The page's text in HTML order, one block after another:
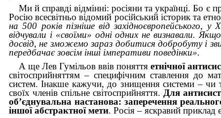
Ми й справді відмінні: росіяни та українці. Бо є
Росію всесвітньо відомий російський історик та
на 500 років пізніше від західноєвропейського,
відчували і «своїми» одні одних не визнавали.
досвід, не зможемо зараз добитися добробуту і
передбачає зовсім інші імперативи поведінки».
А ще Лев Гумільов ввів поняття етнічної
світосприйняттям – специфічним ставлення до
систем. Інакше кажучи, до знищення системи – чи
своїх членів спільне світосприйняття. Для
об’єднувальна настанова: заперечення
іншої абстрактної мети. Росія – яскравий приклад